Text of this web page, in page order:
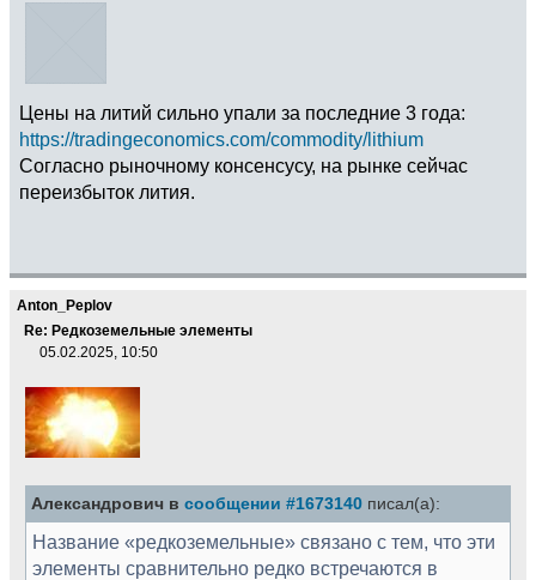
Цены на литий сильно упали за последние 3 года:
https://tradingeconomics.com/commodity/lithium
Согласно рыночному консенсусу, на рынке сейчас
переизбыток лития.
Anton_Peplov
Re: Редкоземельные элементы
05.02.2025, 10:50
Александрович в сообщении #1673140 писал(а):
Название «редкоземельные» связано с тем, что эти
элементы сравнительно редко встречаются в